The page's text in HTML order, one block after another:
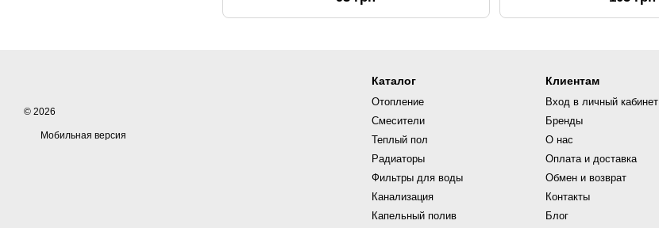
© 2026
Мобильная версия
Каталог
Отопление
Смесители
Теплый пол
Радиаторы
Фильтры для воды
Канализация
Капельный полив
Клиентам
Вход в личный кабинет
Бренды
О нас
Оплата и доставка
Обмен и возврат
Контакты
Блог